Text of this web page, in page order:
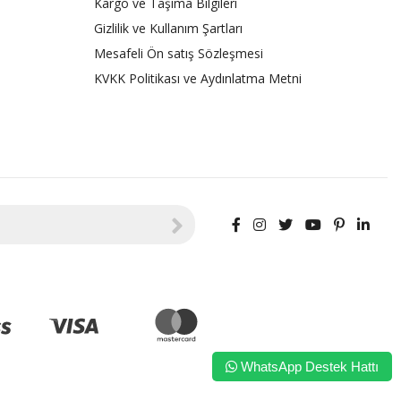
Gizlilik ve Kullanım Şartları
Mesafeli Ön satış Sözleşmesi
KVKK Politikası ve Aydınlatma Metni
WhatsApp Destek Hattı